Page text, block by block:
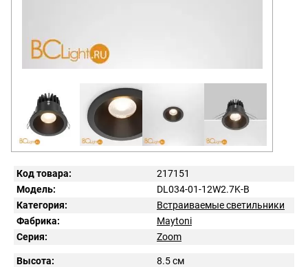
Код товара:
217151
Модель:
DL034-01-12W2.7K-B
Категория:
Встраиваемые светильники
Фабрика:
Maytoni
Серия:
Zoom
Высота:
8.5 см